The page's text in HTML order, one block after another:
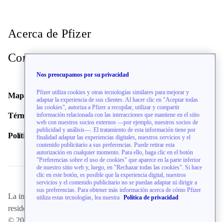
Acerca de Pfizer
Contacto
Mapa del sitio
Términos de uso
Política de privacidad
La información de este sitio web está dirigida únicamente a
residentes de los EE. UU.
Nos preocupamos por su privacidad
Pfizer utiliza cookies y otras tecnologías similares para mejorar y
adaptar la experiencia de sus clientes. Al hacer clic en "Aceptar todas
las cookies", autoriza a Pfizer a recopilar, utilizar y compartir
información relacionada con las interacciones que mantiene en el sitio
web con nuestros socios externos —por ejemplo, nuestros socios de
publicidad y análisis—. El tratamiento de esta información tiene por
finalidad adaptar las experiencias digitales, nuestros servicios y el
contenido publicitario a sus preferencias. Puede retirar esta
autorización en cualquier momento. Para ello, haga clic en el botón
"Preferencias sobre el uso de cookies" que aparece en la parte inferior
de nuestro sitio web y, luego, en "Rechazar todas las cookies". Si hace
clic en este botón, es posible que la experiencia digital, nuestros
servicios y el contenido publicitario no se puedan adaptar ni dirigir a
sus preferencias. Para obtener más información acerca de cómo Pfizer
utiliza estas tecnologías, lea nuestra Política de privacidad